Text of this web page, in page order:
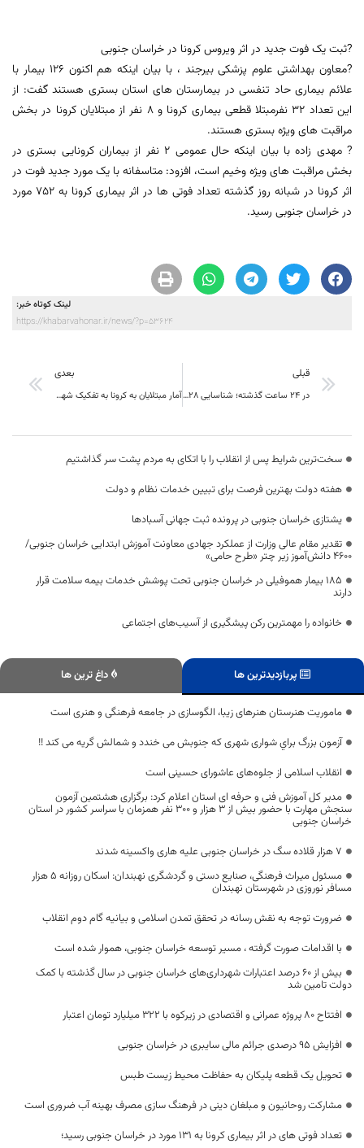
?ثبت یک فوت جدید در اثر ویروس کرونا در خراسان جنوبی
?معاون بهداشتی علوم پزشکی بیرجند ، با بیان اینکه هم اکنون 126 بیمار با
علائم بیماری حاد تنفسی در بیمارستان های استان بستری هستند گفت: از
این تعداد 32 نفرمبتلا قطعی بیماری کرونا و 8 نفر از مبتلایان کرونا در بخش
مراقبت های ویژه بستری هستند.
? مهدی زاده با بیان اینکه حال عمومی 2 نفر از بیماران کرونایی بستری در
بخش مراقبت های ویژه وخیم است، افزود: متاسفانه با یک مورد جدید فوت در
اثر کرونا در شبانه روز گذشته تعداد فوتی ها در اثر بیماری کرونا به 752 مورد
در خراسان جنوبی رسید.
لینک کوتاه خبر:
https://khabarvahonar.ir/news/?p=53624
قبلی
در 24 ساعت گذشته؛ شناسایی 28 بیمار جدید کرونا در خراسان جنوبی
بعدی
آمار مبتلایان به کرونا به تفکیک شهرستان های خراسان جنوبی
سخت‌ترین شرایط پس از انقلاب را با اتکای به مردم پشت سر گذاشتیم
هفته دولت بهترین فرصت برای تبیین خدمات نظام و دولت
یشتازی خراسان جنوبی در پرونده ثبت جهانی آسبادها
تقدیر مقام عالی وزارت از عملکرد جهادی معاونت آموزش ابتدایی خراسان جنوبی/
۴۶۰۰ دانش‌آموز زیر چتر «طرح حامی»
۱۸۵ بیمار هموفیلی در خراسان جنوبی تحت پوشش خدمات بیمه سلامت قرار
دارند
خانواده را مهمترین رکن پیشگیری از آسیب‌های اجتماعی
پربازدیدترین ها داغ ترین ها
ماموریت هنرستان هنرهای زیبا، الگوسازی در جامعه فرهنگی و هنری است
آزمون بزرگ براي شواری شهری که جنوبش می خندد و شمالش گریه می کند !!
انقلاب اسلامی از جلوه‌های عاشورای حسینی است
مدیر کل آموزش فنی و حرفه ای استان اعلام کرد: برگزاری هشتمین آزمون
سنجش مهارت با حضور بیش از 3 هزار و 300 نفر همزمان با سراسر کشور در استان
خراسان جنوبی
۷ هزار قلاده سگ در خراسان جنوبی علیه هاری واکسینه شدند
مسئول میراث فرهنگی، صنایع دستی و گردشگری نهبندان: اسکان روزانه 5 هزار
مسافر نوروزی در شهرستان نهبندان
ضرورت توجه به نقش رسانه در تحقق تمدن اسلامی و بیانیه گام دوم انقلاب
با اقدامات صورت گرفته ، مسیر توسعه خراسان جنوبی، هموار شده است
بیش از ۶۰ درصد اعتبارات شهرداری‌های خراسان جنوبی در سال گذشته با کمک
دولت تامین شد
افتتاح ۸۰ پروژه‌ عمرانی و اقتصادی در زیرکوه با ۳۲۲ میلیارد تومان اعتبار
افزایش ۹۵ درصدی جرائم مالی سایبری در خراسان جنوبی
تحویل یک قطعه پلیکان به حفاظت محیط زیست طبس
مشارکت روحانیون و مبلغان دینی در فرهنگ‌ سازی مصرف بهینه آب ضروری است
تعداد فوتی های در اثر بیماری کرونا به ۱۳۱ مورد در خراسان جنوبی رسید؛